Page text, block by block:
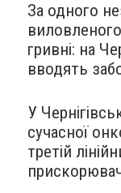
За одного
гривні: на
вводять
У
сучасної
третій